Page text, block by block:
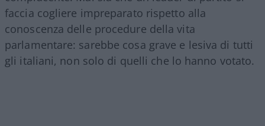
faccia cogliere impreparato rispetto alla
conoscenza delle procedure della vita
parlamentare: sarebbe cosa grave e lesiva di tutti
gli italiani, non solo di quelli che lo hanno votato.